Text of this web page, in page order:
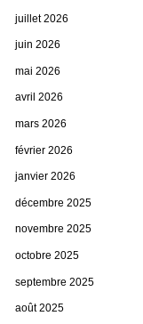
juillet 2026
juin 2026
mai 2026
avril 2026
mars 2026
février 2026
janvier 2026
décembre 2025
novembre 2025
octobre 2025
septembre 2025
août 2025